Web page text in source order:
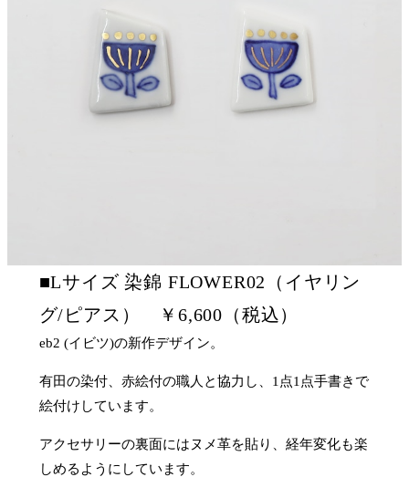
■Lサイズ 染錦 FLOWER02（イヤリン
グ/ピアス） ￥6,600（税込）
eb2 (イビツ)の新作デザイン。
有田の染付、赤絵付の職人と協力し、1点1点手書きで
絵付けしています。
アクセサリーの裏面にはヌメ革を貼り、経年変化も楽
しめるようにしています。